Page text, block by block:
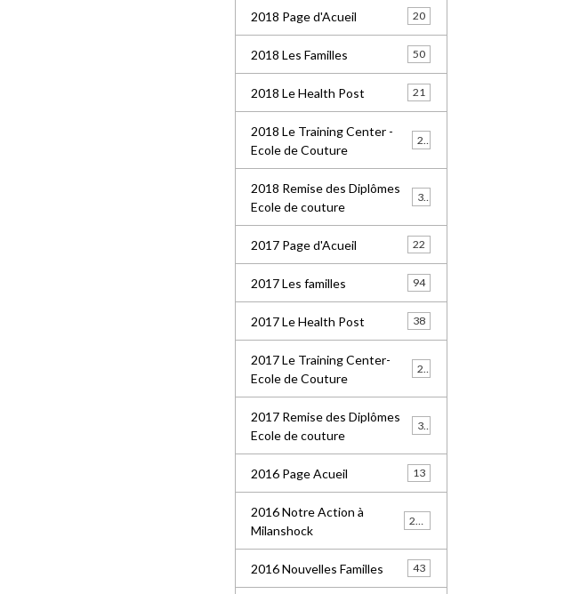
2018 Page d'Acueil 20
2018 Les Familles 50
2018 Le Health Post 21
2018 Le Training Center -
Ecole de Couture
2018 Remise des Diplômes
Ecole de couture
2017 Page d'Acueil 22
2017 Les familles 94
2017 Le Health Post 38
2017 Le Training Center-
Ecole de Couture
2017 Remise des Diplômes
Ecole de couture
2016 Page Acueil 13
2016 Notre Action à
Milanshock
2016 Nouvelles Familles 43